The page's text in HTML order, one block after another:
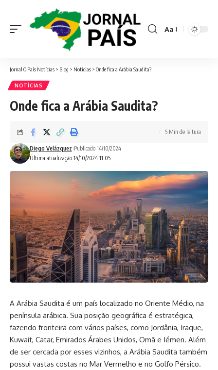
Font
Aa
Jornal O País Notícias > Blog > Notícias > Onde fica a Arábia Saudita?
NOTÍCIAS
Onde fica a Arábia Saudita?
Última atualização 14/10/2024 11:05
Diego Velázquez Publicado 14/10/2024
5 Min de leitura
A Arábia Saudita é um país localizado no Oriente Médio, na
península arábica. Sua posição geográfica é estratégica,
fazendo fronteira com vários países, como Jordânia, Iraque,
Kuwait, Catar, Emirados Árabes Unidos, Omã e Iémen. Além
de ser cercada por esses vizinhos, a Arábia Saudita também
possui vastas costas no Mar Vermelho e no Golfo Pérsico.